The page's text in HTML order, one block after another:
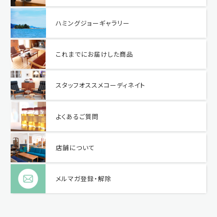
ハミングジョーギャラリー
これまでにお届けした商品
スタッフオススメコーディネイト
よくあるご質問
店舗について
メルマガ登録・解除